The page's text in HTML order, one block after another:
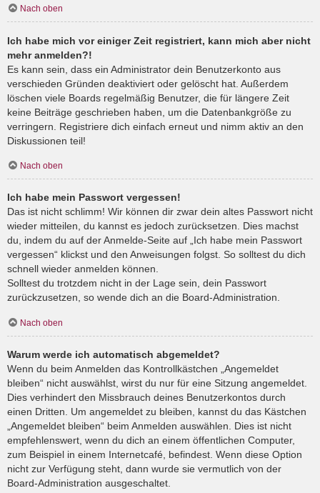
Nach oben
Ich habe mich vor einiger Zeit registriert, kann mich aber nicht
mehr anmelden?!
Es kann sein, dass ein Administrator dein Benutzerkonto aus
verschieden Gründen deaktiviert oder gelöscht hat. Außerdem
löschen viele Boards regelmäßig Benutzer, die für längere Zeit
keine Beiträge geschrieben haben, um die Datenbankgröße zu
verringern. Registriere dich einfach erneut und nimm aktiv an den
Diskussionen teil!
Nach oben
Ich habe mein Passwort vergessen!
Das ist nicht schlimm! Wir können dir zwar dein altes Passwort nicht
wieder mitteilen, du kannst es jedoch zurücksetzen. Dies machst
du, indem du auf der Anmelde-Seite auf „Ich habe mein Passwort
vergessen“ klickst und den Anweisungen folgst. So solltest du dich
schnell wieder anmelden können.
Solltest du trotzdem nicht in der Lage sein, dein Passwort
zurückzusetzen, so wende dich an die Board-Administration.
Nach oben
Warum werde ich automatisch abgemeldet?
Wenn du beim Anmelden das Kontrollkästchen „Angemeldet
bleiben“ nicht auswählst, wirst du nur für eine Sitzung angemeldet.
Dies verhindert den Missbrauch deines Benutzerkontos durch
einen Dritten. Um angemeldet zu bleiben, kannst du das Kästchen
„Angemeldet bleiben“ beim Anmelden auswählen. Dies ist nicht
empfehlenswert, wenn du dich an einem öffentlichen Computer,
zum Beispiel in einem Internetcafé, befindest. Wenn diese Option
nicht zur Verfügung steht, dann wurde sie vermutlich von der
Board-Administration ausgeschaltet.